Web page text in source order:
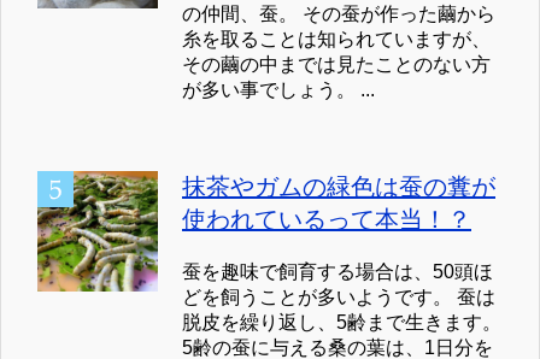
の仲間、蚕。 その蚕が作った繭から
糸を取ることは知られていますが、
その繭の中までは見たことのない方
が多い事でしょう。 ...
抹茶やガムの緑色は蚕の糞が
使われているって本当！？
蚕を趣味で飼育する場合は、50頭ほ
どを飼うことが多いようです。 蚕は
脱皮を繰り返し、5齢まで生きます。
5齢の蚕に与える桑の葉は、1日分を